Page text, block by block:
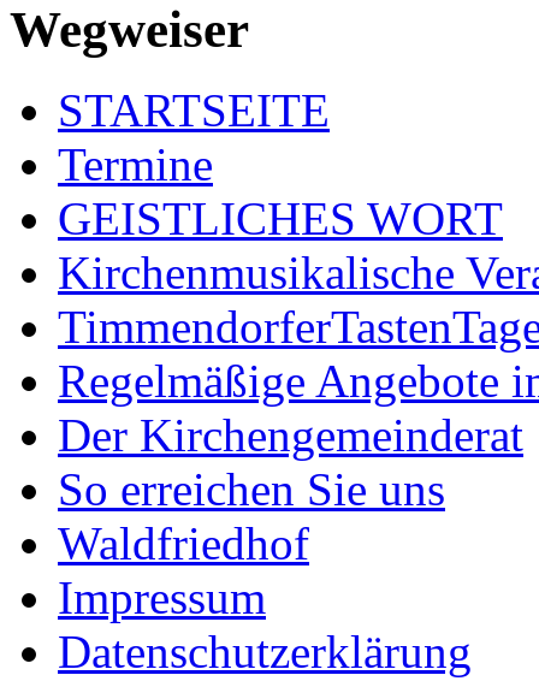
Wegweiser
STARTSEITE
Termine
GEISTLICHES WORT
Kirchenmusikalische
Regelmäßige Angebote
Der Kirchengemeinderat
So erreichen Sie uns
Waldfriedhof
Impressum
Datenschutzerklärung